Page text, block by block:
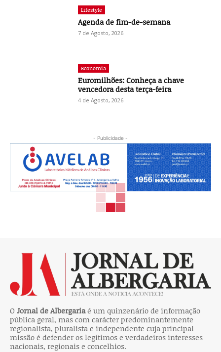
Lifestyle
Agenda de fim-de-semana
7 de Agosto, 2026
Economia
Euromilhões: Conheça a chave
vencedora desta terça-feira
4 de Agosto, 2026
- Publicidade -
O Jornal de Albergariaé um quinzenário de informação
pública geral, mas com carácter predominantemente
regionalista, pluralista e independente cuja principal
missão é defender os legítimos e verdadeiros interesses
nacionais, regionais e concelhios.